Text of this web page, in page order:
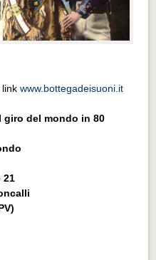
linkwww.bottegadeisuoni.it
giro del mondo in 80
21